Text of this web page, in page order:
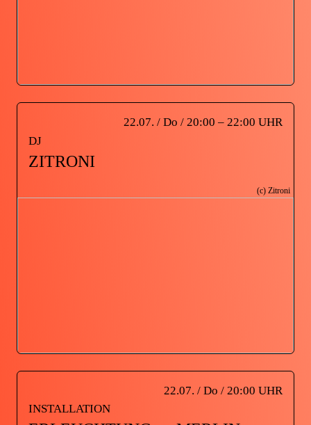
22.07. / Do / 20:00 – 22:00 UHR
DJ
ZITRONI
(c) Zitroni
22.07. / Do / 20:00 UHR
INSTALLATION